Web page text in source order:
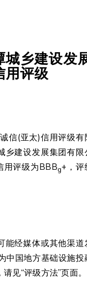
城乡建设发
用评级
信(亚太)信用评级有
乡建设发展集团有限
用评级为BBBg+，评
能经媒体或其他渠道
中国地方基础设施投
见“评级方法”页面。